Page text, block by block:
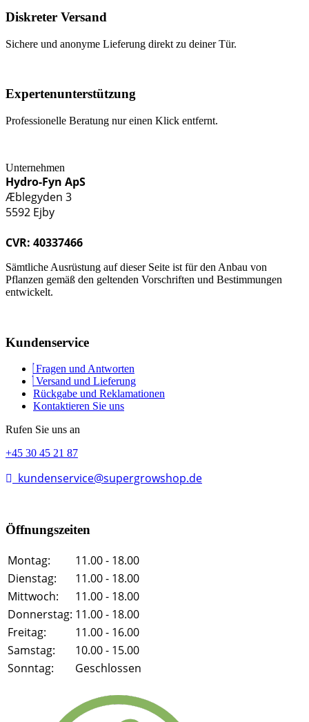
Diskreter Versand
Sichere und anonyme Lieferung direkt zu deiner Tür.
Expertenunterstützung
Professionelle Beratung nur einen Klick entfernt.
Unternehmen
Hydro-Fyn ApS
Æblegyden 3
5592 Ejby
CVR: 40337466
Sämtliche Ausrüstung auf dieser Seite ist für den Anbau von
Pflanzen gemäß den geltenden Vorschriften und Bestimmungen
entwickelt.
Kundenservice
Fragen und Antworten
Versand und Lieferung
Rückgabe und Reklamationen
Kontaktieren Sie uns
Rufen Sie uns an
+45 30 45 21 87
kundenservice@supergrowshop.de
Öffnungszeiten
Montag:
11.00 - 18.00
Dienstag:
11.00 - 18.00
Mittwoch:
11.00 - 18.00
Donnerstag: 11.00 - 18.00
Freitag:
11.00 - 16.00
Samstag:
10.00 - 15.00
Sonntag:
Geschlossen